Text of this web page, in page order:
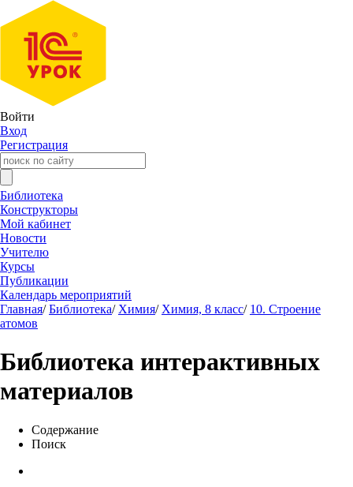
Войти
Вход
Регистрация
Библиотека
Конструкторы
Мой кабинет
Новости
Учителю
Курсы
Публикации
Календарь мероприятий
Главная/ Библиотека/ Химия/ Химия, 8 класс/ 10. Строение
атомов
Библиотека интерактивных
материалов
Содержание
Поиск